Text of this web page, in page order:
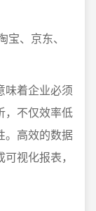
、京东、
味着企业必须
，不仅效率低
。高效的数据
视化报表，